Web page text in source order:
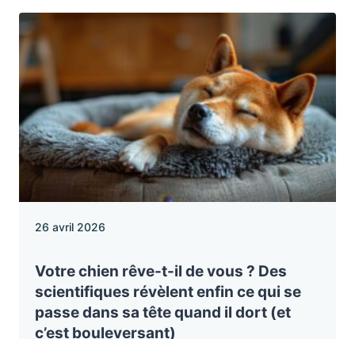
26 avril 2026
Votre chien rêve-t-il de vous ? Des
scientifiques révèlent enfin ce qui se
passe dans sa tête quand il dort (et
c’est bouleversant)